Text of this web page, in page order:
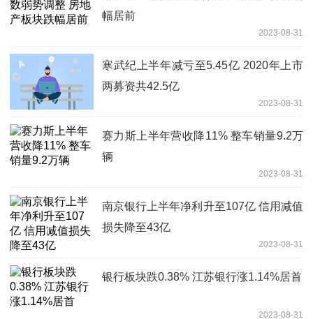
幅居前
2023-08-31
寒武纪上半年减亏至5.45亿 2020年上市
两募资共42.5亿
2023-08-31
赛力斯上半年营收降11% 整车销量9.2万
辆
2023-08-31
南京银行上半年净利升至107亿 信用减值
损失降至43亿
2023-08-31
银行板块跌0.38% 江苏银行涨1.14%居首
2023-08-31